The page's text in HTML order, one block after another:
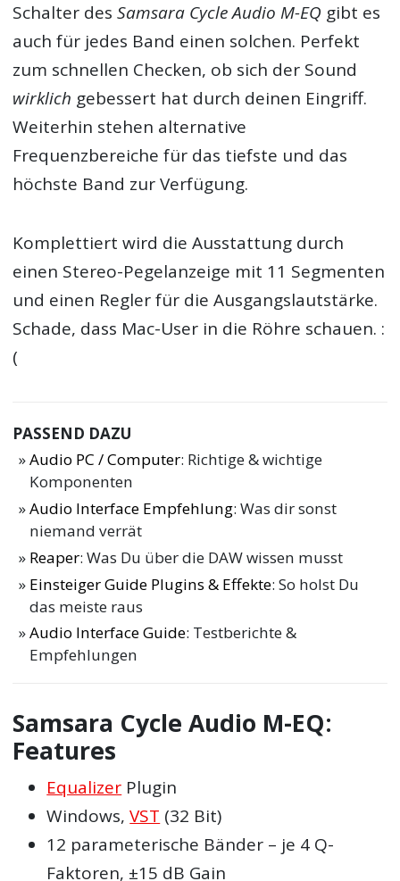
Schalter desSamsara Cycle Audio M-EQ gibt es
auch für jedes Band einen solchen. Perfekt
zum schnellen Checken, ob sich der Sound
wirklich gebessert hat durch deinen Eingriff.
Weiterhin stehen alternative
Frequenzbereiche für das tiefste und das
höchste Band zur Verfügung.
Komplettiert wird die Ausstattung durch
einen Stereo-Pegelanzeige mit 11 Segmenten
und einen Regler für die Ausgangslautstärke.
Schade, dass Mac-User in die Röhre schauen. :
(
PASSEND DAZU
Audio PC / Computer: Richtige & wichtige
Komponenten
Audio Interface Empfehlung: Was dir sonst
niemand verrät
Reaper: Was Du über die DAW wissen musst
Einsteiger Guide Plugins & Effekte: So holst Du
das meiste raus
Audio Interface Guide: Testberichte &
Empfehlungen
Samsara Cycle Audio M-EQ:
Features
Equalizer Plugin
Windows,VST (32 Bit)
12 parameterische Bänder – je 4 Q-
Faktoren, ±15 dB Gain